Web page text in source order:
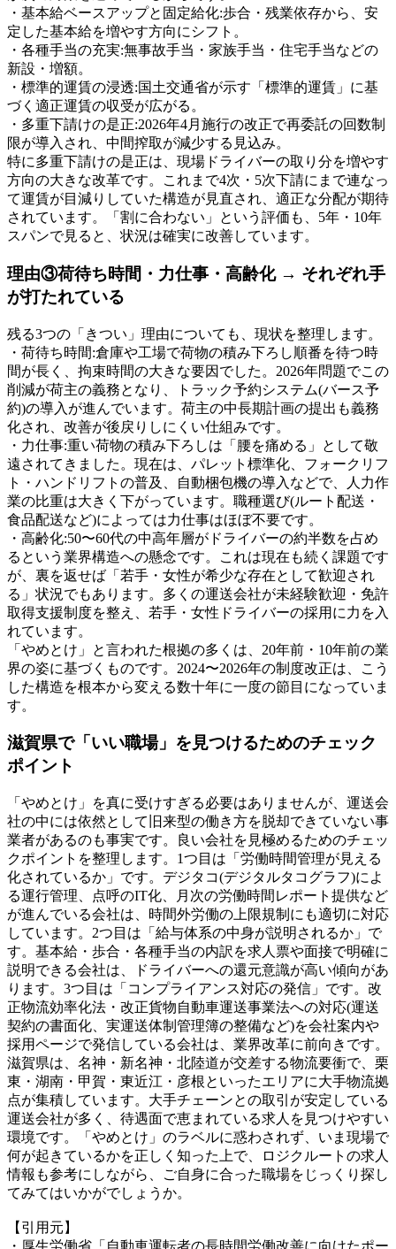
・基本給ベースアップと固定給化:歩合・残業依存から、安
定した基本給を増やす方向にシフト。
・各種手当の充実:無事故手当・家族手当・住宅手当などの
新設・増額。
・標準的運賃の浸透:国土交通省が示す「標準的運賃」に基
づく適正運賃の収受が広がる。
・多重下請けの是正:2026年4月施行の改正で再委託の回数制
限が導入され、中間搾取が減少する見込み。
特に多重下請けの是正は、現場ドライバーの取り分を増やす
方向の大きな改革です。これまで4次・5次下請にまで連なっ
て運賃が目減りしていた構造が見直され、適正な分配が期待
されています。「割に合わない」という評価も、5年・10年
スパンで見ると、状況は確実に改善しています。
理由③荷待ち時間・力仕事・高齢化 → それぞれ手
が打たれている
残る3つの「きつい」理由についても、現状を整理します。
・荷待ち時間:倉庫や工場で荷物の積み下ろし順番を待つ時
間が長く、拘束時間の大きな要因でした。2026年問題でこの
削減が荷主の義務となり、トラック予約システム(バース予
約)の導入が進んでいます。荷主の中長期計画の提出も義務
化され、改善が後戻りしにくい仕組みです。
・力仕事:重い荷物の積み下ろしは「腰を痛める」として敬
遠されてきました。現在は、パレット標準化、フォークリフ
ト・ハンドリフトの普及、自動梱包機の導入などで、人力作
業の比重は大きく下がっています。職種選び(ルート配送・
食品配送など)によっては力仕事はほぼ不要です。
・高齢化:50〜60代の中高年層がドライバーの約半数を占め
るという業界構造への懸念です。これは現在も続く課題です
が、裏を返せば「若手・女性が希少な存在として歓迎され
る」状況でもあります。多くの運送会社が未経験歓迎・免許
取得支援制度を整え、若手・女性ドライバーの採用に力を入
れています。
「やめとけ」と言われた根拠の多くは、20年前・10年前の業
界の姿に基づくものです。2024〜2026年の制度改正は、こう
した構造を根本から変える数十年に一度の節目になっていま
す。
滋賀県で「いい職場」を見つけるためのチェック
ポイント
「やめとけ」を真に受けすぎる必要はありませんが、運送会
社の中には依然として旧来型の働き方を脱却できていない事
業者があるのも事実です。良い会社を見極めるためのチェッ
クポイントを整理します。1つ目は「労働時間管理が見える
化されているか」です。デジタコ(デジタルタコグラフ)によ
る運行管理、点呼のIT化、月次の労働時間レポート提供など
が進んでいる会社は、時間外労働の上限規制にも適切に対応
しています。2つ目は「給与体系の中身が説明されるか」で
す。基本給・歩合・各種手当の内訳を求人票や面接で明確に
説明できる会社は、ドライバーへの還元意識が高い傾向があ
ります。3つ目は「コンプライアンス対応の発信」です。改
正物流効率化法・改正貨物自動車運送事業法への対応(運送
契約の書面化、実運送体制管理簿の整備など)を会社案内や
採用ページで発信している会社は、業界改革に前向きです。
滋賀県は、名神・新名神・北陸道が交差する物流要衝で、栗
東・湖南・甲賀・東近江・彦根といったエリアに大手物流拠
点が集積しています。大手チェーンとの取引が安定している
運送会社が多く、待遇面で恵まれている求人を見つけやすい
環境です。「やめとけ」のラベルに惑わされず、いま現場で
何が起きているかを正しく知った上で、ロジクルートの求人
情報も参考にしながら、ご自身に合った職場をじっくり探し
てみてはいかがでしょうか。
【引用元】
・厚生労働省「自動車運転者の長時間労働改善に向けたポー